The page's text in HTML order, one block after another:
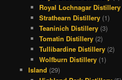
Royal Lochnagar Distillery
Strathearn Distillery (1)
Teaninich Distillery (3)
Tomatin Distillery (2)
Tullibardine Distillery (2)
Wolfburn Distillery (1)
Island (29)